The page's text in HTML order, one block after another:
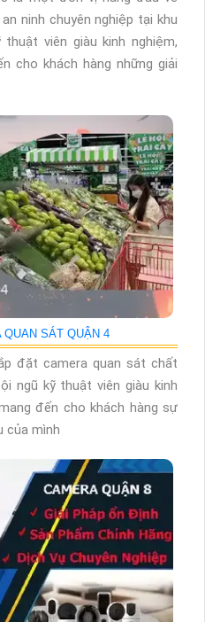
ninh chuyên nghiệp tại khu
viên giàu kinh nghiệm,
cho khách hàng những giải
QUAN SÁT QUẬN 4
đặt camera quan sát chất
ngũ kỹ thuật viên giàu kinh
đến cho khách hàng sự
của mình